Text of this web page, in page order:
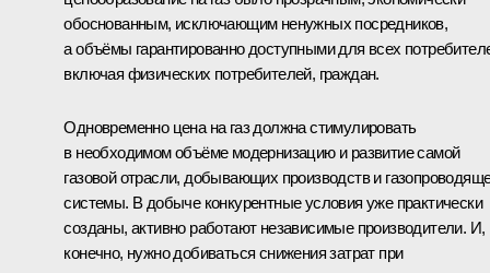
обоснованным, исключающим ненужных посредников,
а объёмы гарантированно доступными для всех
включая физических потребителей, граждан.
Одновременно цена на газ должна стимулировать
в необходимом объёме модернизацию и развитие самой
газовой отрасли, добывающих производств и
системы. В добыче конкурентные условия уже практически
созданы, активно работают независимые производители. И,
конечно, нужно добиваться снижения затрат при